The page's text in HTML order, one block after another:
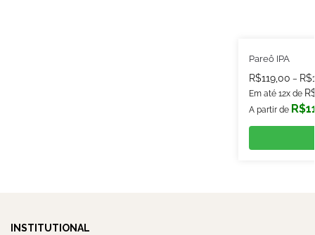
Pareô IPA
R$119,00 – R$
Em até 12x de
A partir de R$
INSTITUTIONAL